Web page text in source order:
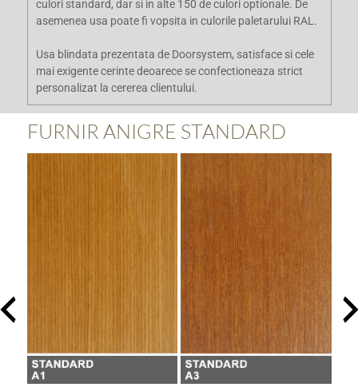
culori standard, dar si in alte 150 de culori optionale. De
asemenea usa poate fi vopsita in culorile paletarului RAL.
Usa blindata prezentata de Doorsystem, satisface si cele
mai exigente cerinte deoarece se confectioneaza strict
personalizat la cererea clientului.
FURNIR ANIGRE STANDARD